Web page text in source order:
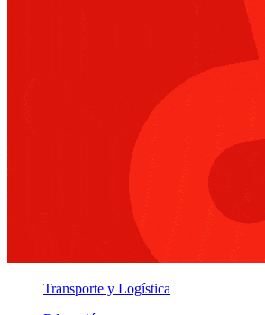
Transporte y Logística